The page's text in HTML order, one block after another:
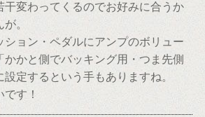
干変わってくるのでお好みに合うか
。
ション・ペダルにアンプのボリュー
かかと側でバッキング用・つま先側
定するという手もありますね。
す！